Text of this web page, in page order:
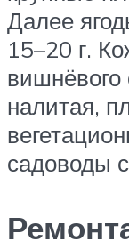
Далее
15–20 г.
вишнёвого
налитая,
садоводы